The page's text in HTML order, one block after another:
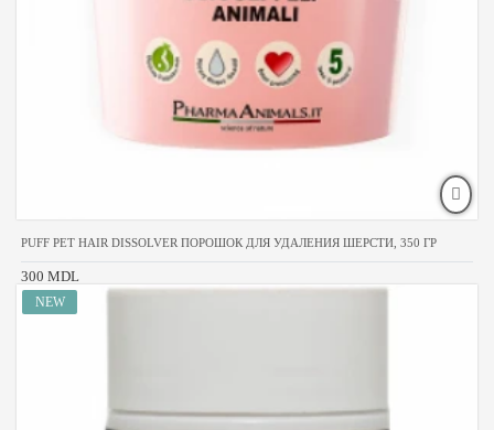
PUFF PET HAIR DISSOLVER ПОРОШОК ДЛЯ УДАЛЕНИЯ ШЕРСТИ, 350 ГР
300 MDL